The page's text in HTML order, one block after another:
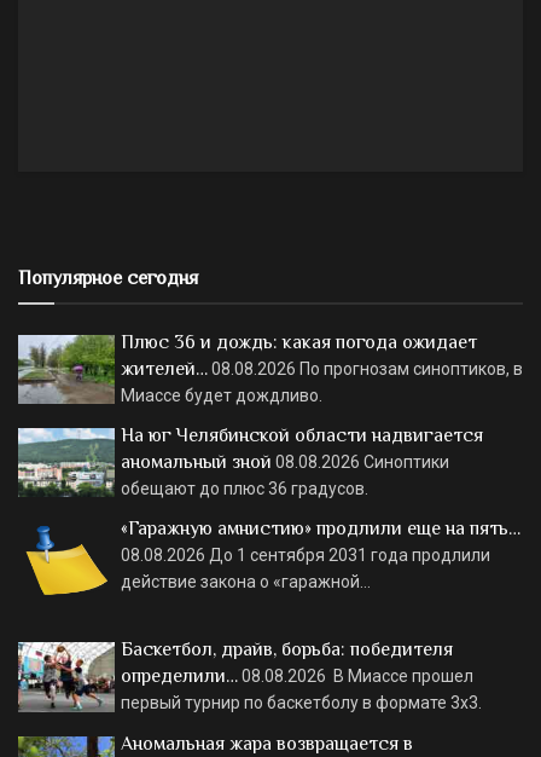
Популярное сегодня
Плюс 36 и дождь: какая погода ожидает
жителей…08.08.2026 По прогнозам синоптиков, в
Миассе будет дождливо.
На юг Челябинской области надвигается
аномальный зной 08.08.2026 Синоптики
обещают до плюс 36 градусов.
«Гаражную амнистию» продлили еще на пять…
08.08.2026 До 1 сентября 2031 года продлили
действие закона о «гаражной…
Баскетбол, драйв, борьба: победителя
определили…08.08.2026 В Миассе прошел
первый турнир по баскетболу в формате 3х3.
Аномальная жара возвращается в